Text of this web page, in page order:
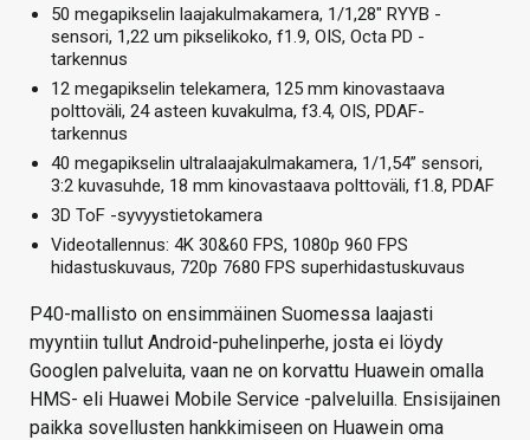
50 megapikselin laajakulmakamera, 1/1,28″ RYYB -
sensori, 1,22 um pikselikoko, f1.9, OIS, Octa PD -
tarkennus
12 megapikselin telekamera, 125 mm kinovastaava
polttoväli, 24 asteen kuvakulma, f3.4, OIS, PDAF-
tarkennus
40 megapikselin ultralaajakulmakamera, 1/1,54” sensori,
3:2 kuvasuhde, 18 mm kinovastaava polttoväli, f1.8, PDAF
3D ToF -syvyystietokamera
Videotallennus: 4K 30&60 FPS, 1080p 960 FPS
hidastuskuvaus, 720p 7680 FPS superhidastuskuvaus
P40-mallisto on ensimmäinen Suomessa laajasti
myyntiin tullut Android-puhelinperhe, josta ei löydy
Googlen palveluita, vaan ne on korvattu Huawein omalla
HMS- eli Huawei Mobile Service -palveluilla. Ensisijainen
paikka sovellusten hankkimiseen on Huawein oma